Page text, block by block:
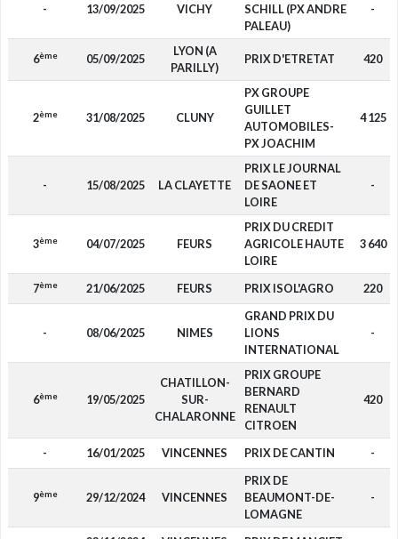
- 13/09/2025 VICHY
SCHILL (PX ANDRE
PALEAU)
-
6ème 05/09/2025
LYON (A
PARILLY)
PRIX D'ETRETAT 420
2ème 31/08/2025 CLUNY
PX GROUPE
GUILLET
AUTOMOBILES-
PX JOACHIM
4 125
- 15/08/2025 LA CLAYETTE
PRIX LE JOURNAL
DE SAONE ET
LOIRE
-
3ème 04/07/2025 FEURS
PRIX DU CREDIT
AGRICOLE HAUTE
LOIRE
3 640
7ème 21/06/2025 FEURS PRIX ISOL'AGRO 220
- 08/06/2025 NIMES
GRAND PRIX DU
LIONS
INTERNATIONAL
-
6ème 19/05/2025
CHATILLON-
SUR-
CHALARONNE
PRIX GROUPE
BERNARD
RENAULT
CITROEN
420
- 16/01/2025 VINCENNES PRIX DE CANTIN -
9ème 29/12/2024 VINCENNES
PRIX DE
BEAUMONT-DE-
LOMAGNE
-